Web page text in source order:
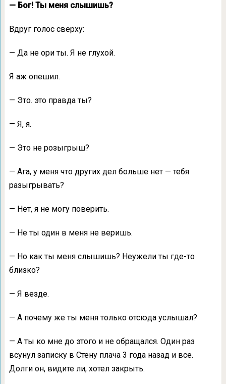
— Бог! Ты меня слышишь?
Вдруг голос сверху:
— Да не ори ты. Я не глухой.
Я аж опешил.
— Это. это правда ты?
— Я, я.
— Это не розыгрыш?
— Ага, у меня что других дел больше нет — тебя
разыгрывать?
— Нет, я не могу поверить.
— Не ты один в меня не веришь.
— Но как ты меня слышишь? Неужели ты где-то
близко?
— Я везде.
— А почему же ты меня только отсюда услышал?
— А ты ко мне до этого и не обращался. Один раз
всунул записку в Стену плача 3 года назад и все.
Долги он, видите ли, хотел закрыть.